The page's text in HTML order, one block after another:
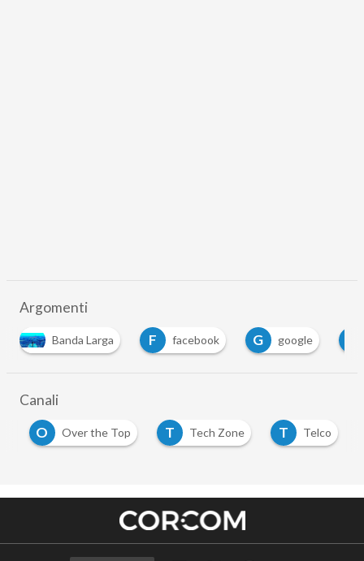
Argomenti
Banda Larga F facebook G google
Canali
O Over the Top T Tech Zone T Telco